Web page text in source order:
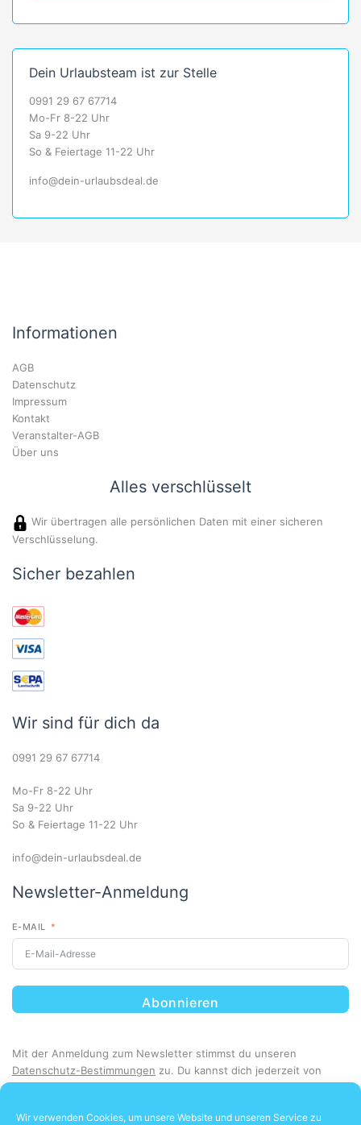
Wir verwenden Cookies, um unsere Website und unseren Service zu
Dein Urlaubsteam ist zur Stelle
0991 29 67 67714
Mo-Fr 8-22 Uhr
Sa 9-22 Uhr
So & Feiertage 11-22 Uhr
info@dein-urlaubsdeal.de
Informationen
AGB
Datenschutz
Impressum
Kontakt
Veranstalter-AGB
Über uns
Alles verschlüsselt
Wir übertragen alle persönlichen Daten mit einer sicheren
Verschlüsselung.
Sicher bezahlen
Wir sind für dich da
0991 29 67 67714
Mo-Fr 8-22 Uhr
Sa 9-22 Uhr
So & Feiertage 11-22 Uhr
info@dein-urlaubsdeal.de
Newsletter-Anmeldung
E-MAIL
Abonnieren
Mit der Anmeldung zum Newsletter stimmst du unseren
Datenschutz-Bestimmungen zu. Du kannst dich jederzeit von